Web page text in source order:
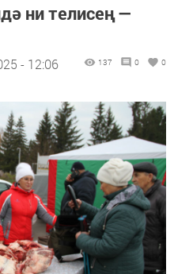
ни телисең —
- 12:06 137 0 0